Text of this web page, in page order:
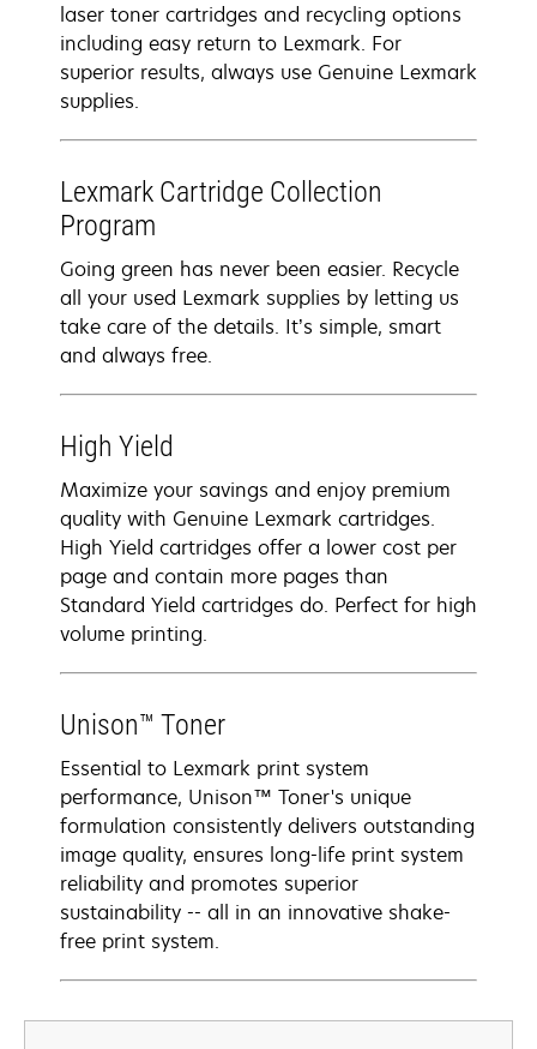
laser toner cartridges and recycling options
including easy return to Lexmark. For
superior results, always use Genuine Lexmark
supplies.
Lexmark Cartridge Collection
Program
Going green has never been easier. Recycle
all your used Lexmark supplies by letting us
take care of the details. It’s simple, smart
and always free.
High Yield
Maximize your savings and enjoy premium
quality with Genuine Lexmark cartridges.
High Yield cartridges offer a lower cost per
page and contain more pages than
Standard Yield cartridges do. Perfect for high
volume printing.
Unison™ Toner
Essential to Lexmark print system
performance, Unison™ Toner's unique
formulation consistently delivers outstanding
image quality, ensures long-life print system
reliability and promotes superior
sustainability -- all in an innovative shake-
free print system.